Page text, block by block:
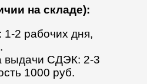
на складе):
1-2 рабочих дня,
выдачи СДЭК: 2-3
1000 руб.